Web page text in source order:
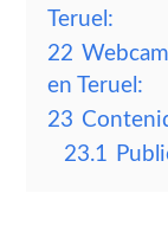
Teruel:
22
en Teruel:
23
23.1